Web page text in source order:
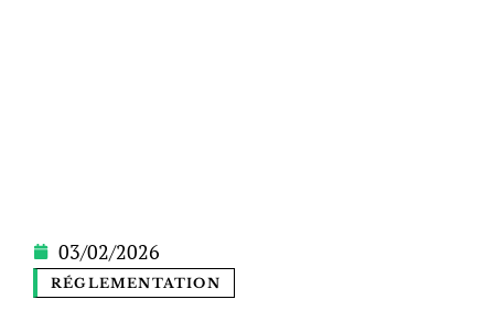
03/02/2026
RÉGLEMENTATION